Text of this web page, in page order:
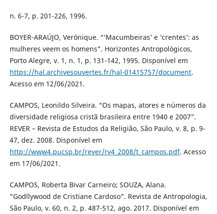
n. 6-7, p. 201-226, 1996.
BOYER-ARAÚJO, Verónique. “‘Macumbeiras’ e ‘crentes’: as
mulheres veem os homens”. Horizontes Antropológicos,
Porto Alegre, v. 1, n. 1, p. 131-142, 1995. Disponível em
https://hal.archivesouvertes.fr/hal-01415757/document.
Acesso em 12/06/2021.
CAMPOS, Leonildo Silveira. “Os mapas, atores e números da
diversidade religiosa cristã brasileira entre 1940 e 2007”.
REVER – Revista de Estudos da Religião, São Paulo, v. 8, p. 9-
47, dez. 2008. Disponível em
http://www4.pucsp.br/rever/rv4_2008/t_campos.pdf. Acesso
em 17/06/2021.
CAMPOS, Roberta Bivar Carneiro; SOUZA, Alana.
“Godllywood de Cristiane Cardoso”. Revista de Antropologia,
São Paulo, v. 60, n. 2, p. 487-512, ago. 2017. Disponível em